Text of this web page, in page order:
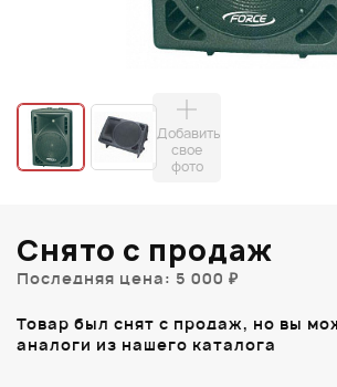
Добавить
свое
фото
Снято с продаж
Последняя цена: 5 000 ₽
Товар был снят с продаж, но вы
аналоги из нашего каталога